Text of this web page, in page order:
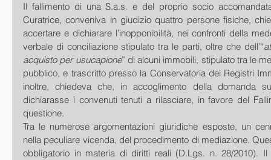
Il fallimento di una S.a.s. e del proprio socio
Curatrice, conveniva in giudizio quattro persone fisiche,
accertare e dichiarare l’inopponibilità, nei confronti della
verbale di conciliazione stipulato tra le parti, oltre che dell’“
acquisto per usucapione” di alcuni immobili, stipulato tra le
pubblico, e trascritto presso la Conservatoria dei Registri
inoltre, chiedeva che, in accoglimento della domanda
dichiarasse i convenuti tenuti a rilasciare, in favore del
questione.
Tra le numerose argomentazioni giuridiche esposte, un
nella peculiare vicenda, del procedimento di mediazione.
obbligatorio in materia di diritti reali (D.Lgs. n. 28/2010).